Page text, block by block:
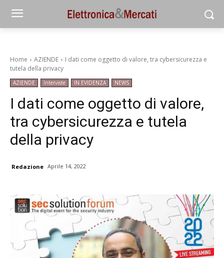
Home AZIENDE
I dati come oggetto di valore, tra cybersicurezza e
tutela della privacy
AZIENDE Interviste IN EVIDENZA NEWS
I dati come oggetto di valore,
tra cybersicurezza e tutela
della privacy
Redazione Aprile 14, 2022